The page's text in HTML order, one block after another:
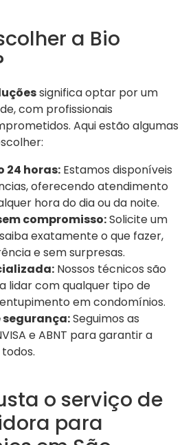
a Bio
significa optar por um
com profissionais
Aqui estão algumas
24 horas: Estamos disponíveis
oferecendo atendimento
hora do dia ou da noite.
compromisso:Solicite um
exatamente o que fazer,
e sem surpresas.
Nossos técnicos são
lidar com qualquer tipo de
em condomínios.
segurança:Seguimos as
e ABNT para garantir a
o serviço de
para